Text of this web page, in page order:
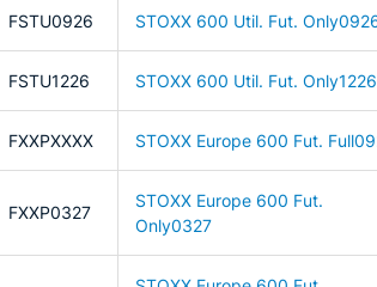
FSTU0926 STOXX 600 Util. Fut.
FSTU1226 STOXX 600 Util. Fut. Only1226
FXXPXXXX STOXX Europe 600 Fut.
FXXP0327
STOXX Europe 600 Fut.
Only0327